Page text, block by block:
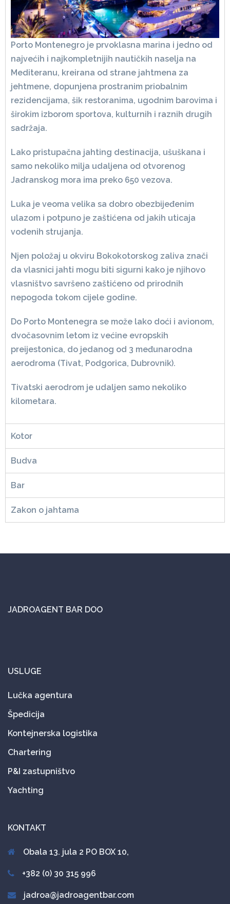
Porto Montenegro je prvoklasna marina i jedno od
najvećih i najkompletnijih nautičkih naselja na
Mediteranu, kreirana od strane jahtmena za
jehtmene, dopunjena prostranim priobalnim
rezidencijama, šik restoranima, ugodnim barovima i
širokim izborom sportova, kulturnih i raznih drugih
sadržaja.
Lako pristupačna jahting destinacija, ušuškana i
samo nekoliko milja udaljena od otvorenog
Jadranskog mora ima preko 650 vezova.
Luka je veoma velika sa dobro obezbijeđenim
ulazom i potpuno je zaštićena od jakih uticaja
vodenih strujanja.
Njen položaj u okviru Bokokotorskog zaliva znači
da vlasnici jahti mogu biti sigurni kako je njihovo
vlasništvo savršeno zaštićeno od prirodnih
nepogoda tokom cijele godine.
Do Porto Montenegra se može lako doći i avionom,
dvočasovnim letom iz većine evropskih
preijestonica, do jedanog od 3 međunarodna
aerodroma (Tivat, Podgorica, Dubrovnik).
Tivatski aerodrom je udaljen samo nekoliko
kilometara.
Kotor
Budva
Bar
Zakon o jahtama
JADROAGENT BAR DOO
USLUGE
Lučka agentura
Špedicija
Kontejnerska logistika
Chartering
P&I zastupništvo
Yachting
KONTAKT
Obala 13. jula 2 PO BOX 10,
+382 (0) 30 315 996
jadroa@jadroagentbar.com